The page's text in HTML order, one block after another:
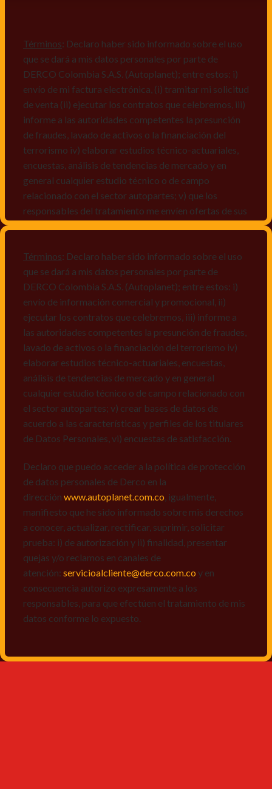
Términos: Declaro haber sido informado sobre el uso
que se dará a mis datos personales por parte de
DERCO Colombia S.A.S. (Autoplanet); entre estos: i)
envío de mi factura electrónica, (i) tramitar mi solicitud
de venta (ii) ejecutar los contratos que celebremos, iii)
informe a las autoridades competentes la presunción
de fraudes, lavado de activos o la financiación del
terrorismo iv) elaborar estudios técnico-actuariales,
encuestas, análisis de tendencias de mercado y en
general cualquier estudio técnico o de campo
relacionado con el sector autopartes; v) que los
responsables del tratamiento me envíen ofertas de sus
mismos, vi) crear bases de datos de acuerdo a las
características y perfiles de los titulares de Datos
Personales, v) encuestas de satisfacción, vi) reportes
recall.
Declaro que puedo acceder a la política de protección
de datos personales de Derco en la
direcciónwww.autoplanet.com.co, igualmente,
manifiesto que he sido informado sobre mis derechos
a conocer, actualizar, rectificar, suprimir, solicitar
prueba: i) de autorización y ii) finalidad, presentar
quejas y/o reclamos en canales de
atención: servicioalcliente@derco.com.coy en
responsables, para que efectúen el tratamiento de mis
datos conforme lo expuesto.
Términos: Declaro haber sido informado sobre el uso
que se dará a mis datos personales por parte de
DERCO Colombia S.A.S. (Autoplanet); entre estos: i)
envío de información comercial y promocional, ii)
ejecutar los contratos que celebremos, iii) informe a
las autoridades competentes la presunción de fraudes,
lavado de activos o la financiación del terrorismo iv)
elaborar estudios técnico-actuariales, encuestas,
análisis de tendencias de mercado y en general
cualquier estudio técnico o de campo relacionado con
el sector autopartes; v) crear bases de datos de
acuerdo a las características y perfiles de los titulares
de Datos Personales, vi) encuestas de satisfacción.
Declaro que puedo acceder a la política de protección
de datos personales de Derco en la
dirección www.autoplanet.com.co , igualmente,
manifiesto que he sido informado sobre mis derechos
a conocer, actualizar, rectificar, suprimir, solicitar
prueba: i) de autorización y ii) finalidad, presentar
quejas y/o reclamos en canales de
atención: servicioalcliente@derco.com.co y en
consecuencia autorizo expresamente a los
responsables, para que efectúen el tratamiento de mis
datos conforme lo expuesto.